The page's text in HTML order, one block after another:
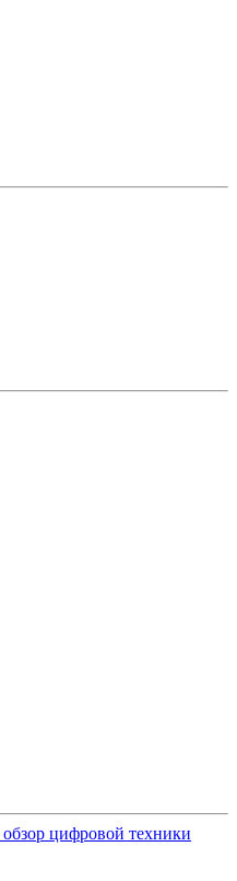
цифровой техники